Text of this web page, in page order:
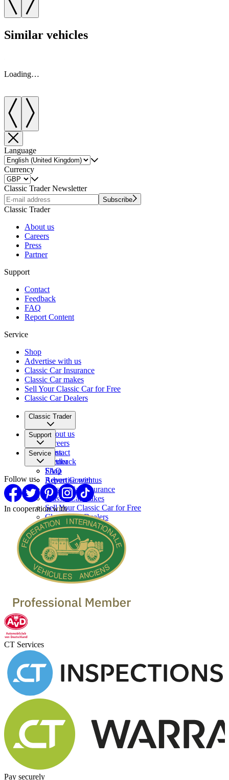
Similar vehicles
Loading…
Language
Currency
Classic Trader Newsletter
Subscribe
Classic Trader
About us
Careers
Press
Partner
Support
Contact
Feedback
FAQ
Report Content
Service
Shop
Advertise with us
Classic Car Insurance
Classic Car makes
Sell Your Classic Car for Free
Classic Car Dealers
Classic Trader
About us
Careers
Press
Partner
Support
Contact
Feedback
FAQ
Report Content
Service
Shop
Advertise with us
Classic Car Insurance
Classic Car makes
Sell Your Classic Car for Free
Classic Car Dealers
Follow us
In cooperation with
CT Services
Pay securely